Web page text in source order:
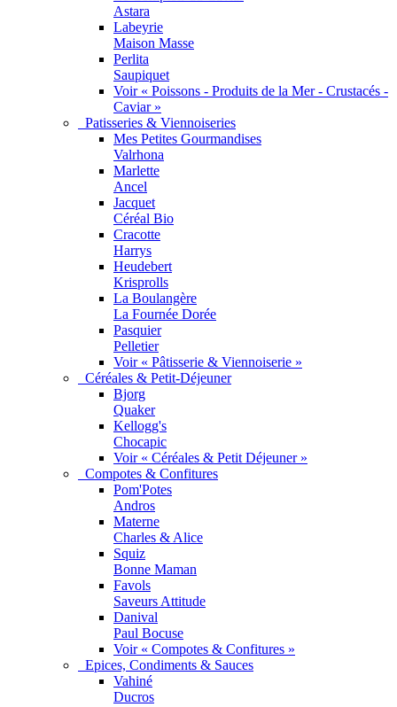
Astara
Labeyrie
Maison Masse
Perlita
Saupiquet
Voir « Poissons - Produits de la Mer - Crustacés -
Caviar »
Patisseries & Viennoiseries
Mes Petites Gourmandises
Valrhona
Marlette
Ancel
Jacquet
Céréal Bio
Cracotte
Harrys
Heudebert
Krisprolls
La Boulangère
La Fournée Dorée
Pasquier
Pelletier
Voir « Pâtisserie & Viennoiserie »
Céréales & Petit-Déjeuner
Bjorg
Quaker
Kellogg's
Chocapic
Voir « Céréales & Petit Déjeuner »
Compotes & Confitures
Pom'Potes
Andros
Materne
Charles & Alice
Squiz
Bonne Maman
Favols
Saveurs Attitude
Danival
Paul Bocuse
Voir « Compotes & Confitures »
Epices, Condiments & Sauces
Vahiné
Ducros